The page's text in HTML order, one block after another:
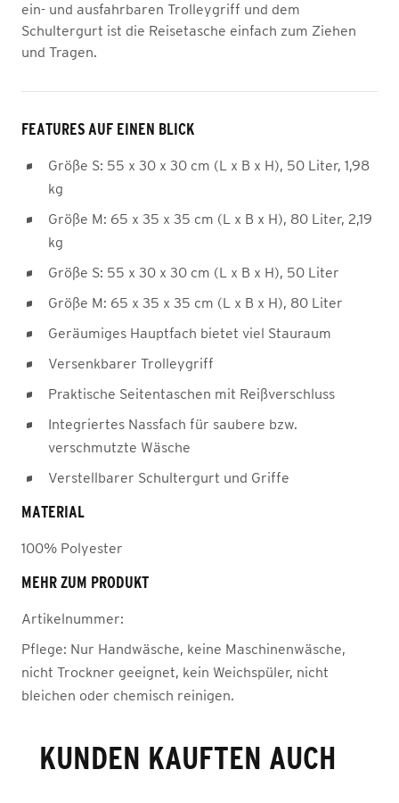
ein- und ausfahrbaren Trolleygriff und dem
Schultergurt ist die Reisetasche einfach zum Ziehen
und Tragen.
FEATURES AUF EINEN BLICK
Größe S: 55 x 30 x 30 cm (L x B x H), 50 Liter, 1,98
kg
Größe M: 65 x 35 x 35 cm (L x B x H), 80 Liter, 2,19
kg
Größe S: 55 x 30 x 30 cm (L x B x H), 50 Liter
Größe M: 65 x 35 x 35 cm (L x B x H), 80 Liter
Geräumiges Hauptfach bietet viel Stauraum
Versenkbarer Trolleygriff
Praktische Seitentaschen mit Reißverschluss
Integriertes Nassfach für saubere bzw.
verschmutzte Wäsche
Verstellbarer Schultergurt und Griffe
MATERIAL
100% Polyester
MEHR ZUM PRODUKT
Artikelnummer:
Pflege: Nur Handwäsche, keine Maschinenwäsche,
nicht Trockner geeignet, kein Weichspüler, nicht
bleichen oder chemisch reinigen.
KUNDEN KAUFTEN AUCH